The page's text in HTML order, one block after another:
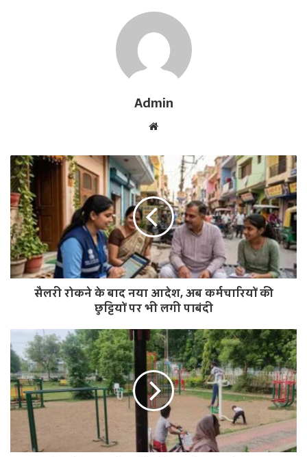
Admin
b
s
i
t
e
सैलरी रोकने के बाद नया आदेश, अब कर्मचारियों की
छुट्टियों पर भी लगी पाबंदी